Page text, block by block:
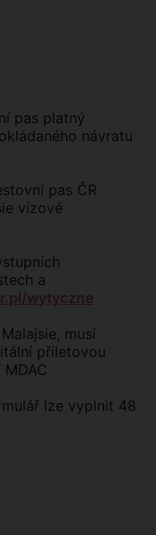
pas platný
návratu
pas ČR
vízové
a
wytyczne
musí
příletovou
lze vyplnit 48